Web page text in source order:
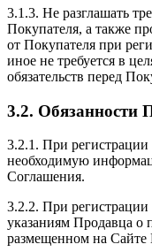
3.1.3. Не разглашать
Покупателя, а также
от Покупателя при
иное не требуется в
обязательств перед
3.2. Обязанности
3.2.1. При
необходимую
Соглашения.
3.2.2. При регистрации
указаниям Продавца о
размещенном на Сайте